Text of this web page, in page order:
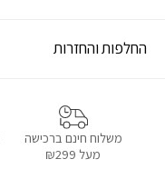
החלפות והחזרות
משלוח חינם ברכישה
מעל ₪299